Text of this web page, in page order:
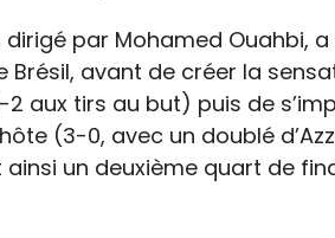
dirigé par Mohamed Ouahbi,
Brésil, avant de créer la
aux tirs au but) puis de
(3-0, avec un doublé
un deuxième quart de